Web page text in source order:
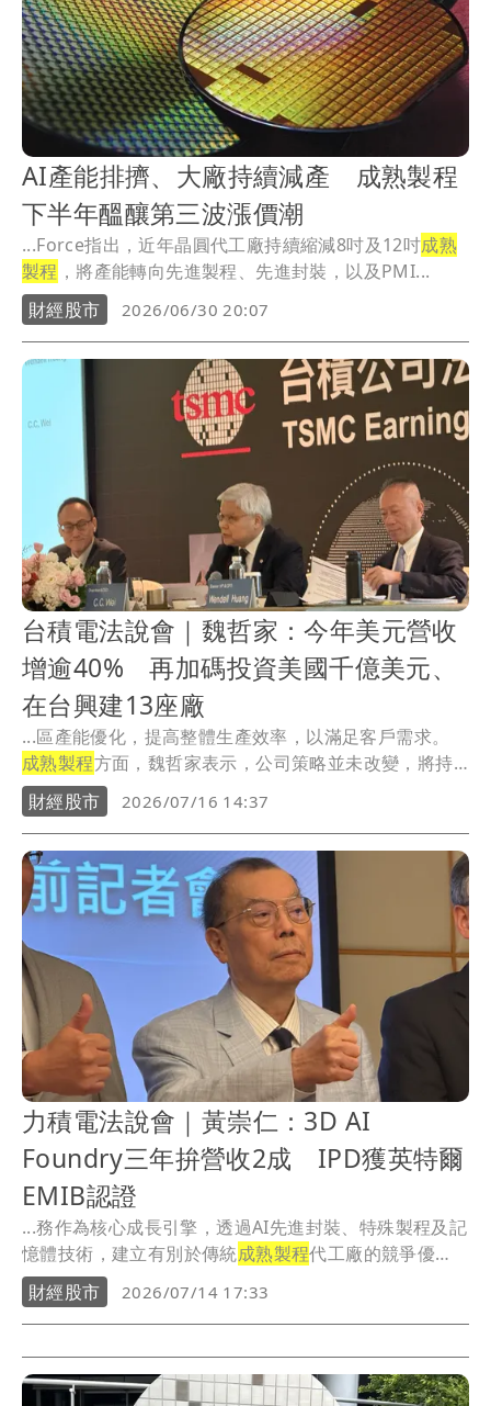
AI產能排擠、大廠持續減產 成熟製程
下半年醞釀第三波漲價潮
...Force指出，近年晶圓代工廠持續縮減8吋及12吋成熟
製程 ，將產能轉向先進製程、先進封裝，以及PMI...
財經股市
2026/06/30 20:07
台積電法說會｜魏哲家：今年美元營收
增逾40% 再加碼投資美國千億美元、
在台興建13座廠
...區產能優化，提高整體生產效率，以滿足客戶需求。
成熟製程方面，魏哲家表示，公司策略並未改變，將持
續...
財經股市 2026/07/16 14:37
力積電法說會｜黃崇仁：3D AI
Foundry三年拚營收2成 IPD獲英特爾
EMIB認證
...務作為核心成長引擎，透過AI先進封裝、特殊製程及記
憶體技術，建立有別於傳統成熟製程代工廠的競爭優
勢。
財經股市 2026/07/14 17:33